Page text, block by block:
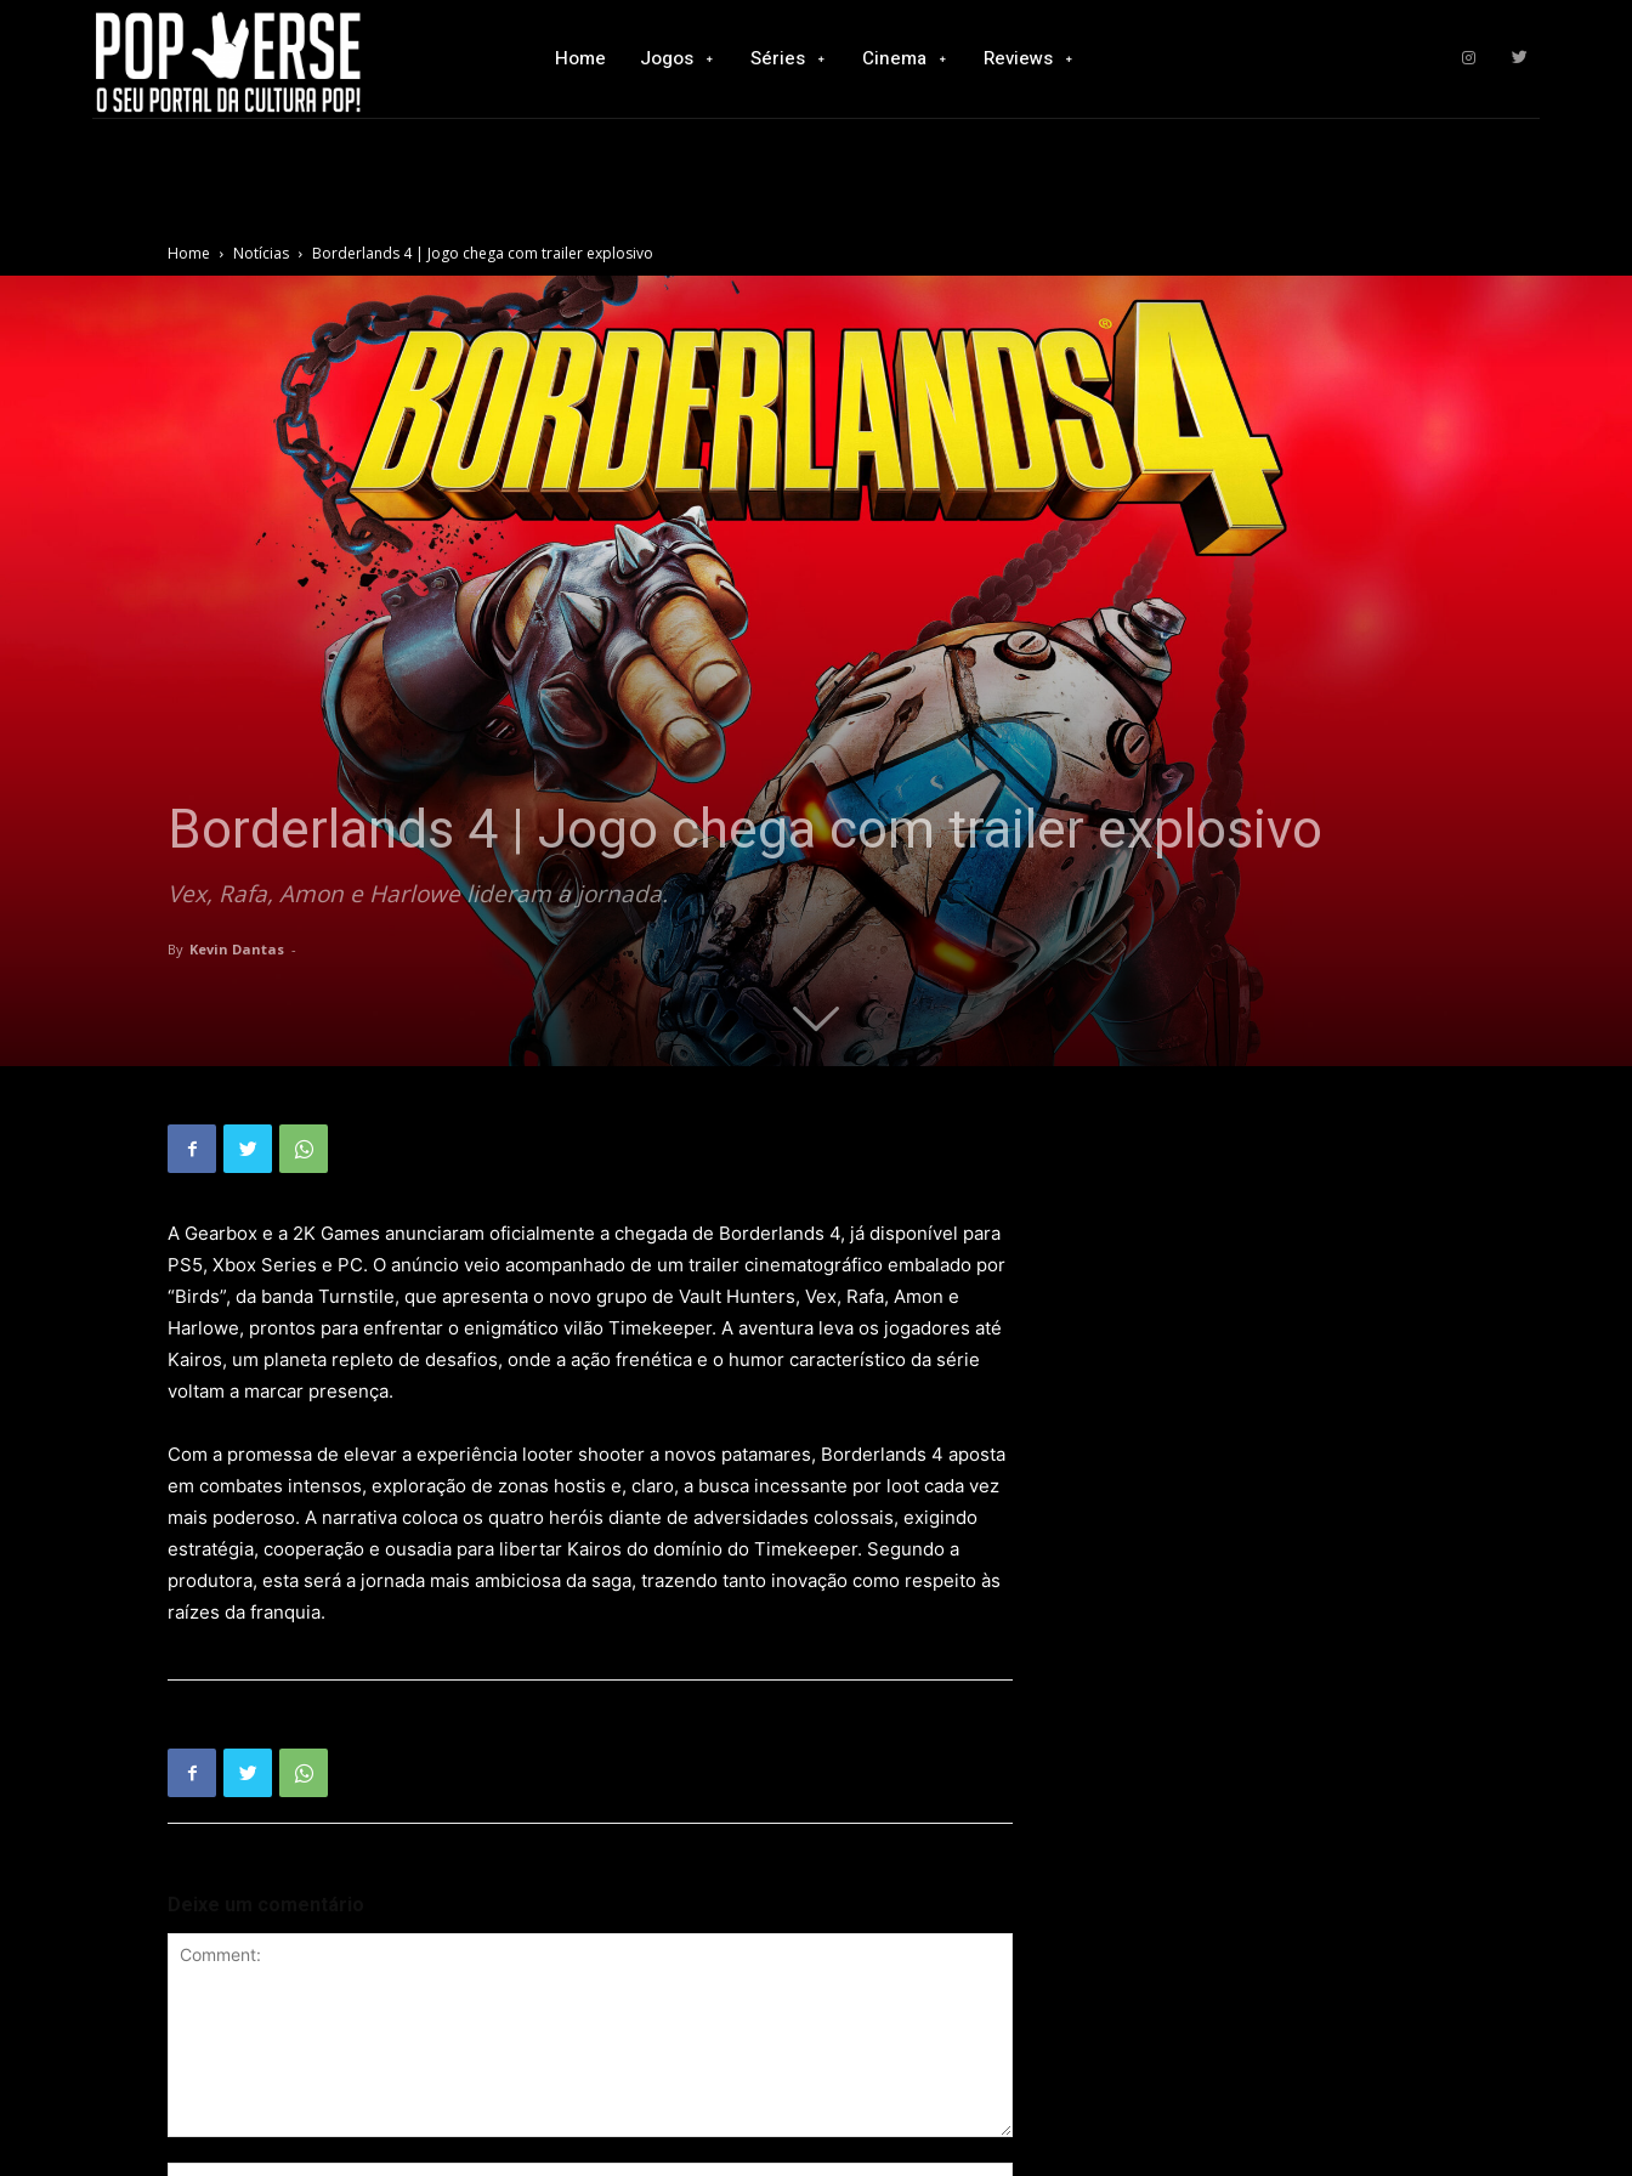
Home Jogos Séries Cinema Reviews
Home Notícias Borderlands 4 | Jogo chega com trailer explosivo
Borderlands 4 | Jogo chega com trailer explosivo
Vex, Rafa, Amon e Harlowe lideram a jornada.
By Kevin Dantas -
A Gearbox e a 2K Games anunciaram oficialmente a chegada de Borderlands 4, já disponível para
PS5, Xbox Series e PC. O anúncio veio acompanhado de um trailer cinematográfico embalado por
“Birds”, da banda Turnstile, que apresenta o novo grupo de Vault Hunters, Vex, Rafa, Amon e
Harlowe, prontos para enfrentar o enigmático vilão Timekeeper. A aventura leva os jogadores até
Kairos, um planeta repleto de desafios, onde a ação frenética e o humor característico da série
voltam a marcar presença.
Com a promessa de elevar a experiência looter shooter a novos patamares, Borderlands 4 aposta
em combates intensos, exploração de zonas hostis e, claro, a busca incessante por loot cada vez
mais poderoso. A narrativa coloca os quatro heróis diante de adversidades colossais, exigindo
estratégia, cooperação e ousadia para libertar Kairos do domínio do Timekeeper. Segundo a
produtora, esta será a jornada mais ambiciosa da saga, trazendo tanto inovação como respeito às
raízes da franquia.